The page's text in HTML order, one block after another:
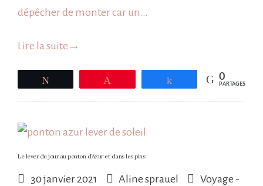
dépêcher de monter car un…
Lire la suite →
Partagez 0
PARTAGES
Le lever du jour au ponton d’Azur et dans les pins
30 janvier 2021 Aline sprauel
Voyage -